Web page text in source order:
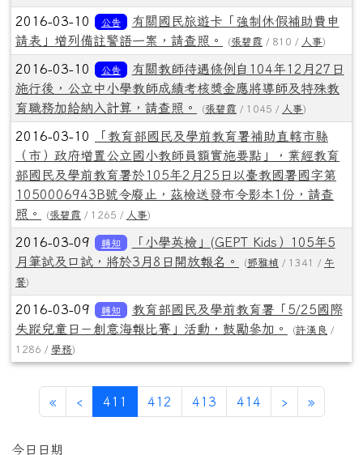
2016-03-10 公告
有關國民旅遊卡「強制休假補助費申
請表」增列備註警語一案，請查照。
(張碧霞 / 810 / 人事)
2016-03-10 公告
有關教師待遇條例自104年12月27日
施行後，公立中小學教師成績考核獎金應將導師及特殊教
育職務加給納入計算，請查照。
(張碧霞 / 1045 / 人事)
2016-03-10
「教育部國民及學前教育署補助直轄市縣
（市）政府增置公立國小教師員額實施要點」，業經教育
部國民及學前教育署於105年2月25日以臺教國署國字第
1050006943B號令廢止，茲檢送發布令影本1份，請查
照。
(張碧霞 / 1265 / 人事)
2016-03-09 轉知
「小學英檢」(GEPT Kids）105年5
月筆試及口試，將於3月8日開放報名。
(鄧雅楨 / 1341 / 午
餐)
2016-03-09 轉知
教育部國民及學前教育署「5/25國際
失蹤兒童日－創意海報比賽」活動，鼓勵參加。
(許漢良 /
1286 / 學務)
«第一頁
‹上一頁
411 (目前頁次)
412 413 414 ›下一頁
»最後頁
今日日期